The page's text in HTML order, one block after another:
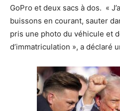
GoPro et deux sacs à dos. «
buissons en courant, sauter
pris une photo du véhicule et
d’immatriculation », a déclaré